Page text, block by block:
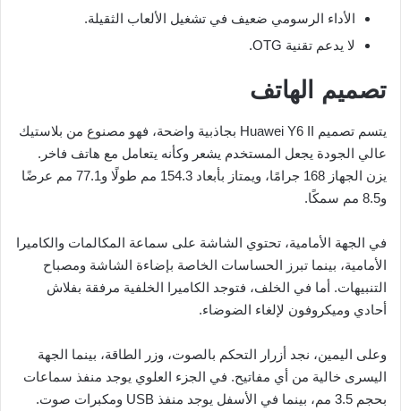
الأداء الرسومي ضعيف في تشغيل الألعاب الثقيلة.
لا يدعم تقنية OTG.
تصميم الهاتف
يتسم تصميم Huawei Y6 II بجاذبية واضحة، فهو مصنوع من بلاستيك
عالي الجودة يجعل المستخدم يشعر وكأنه يتعامل مع هاتف فاخر.
يزن الجهاز 168 جرامًا، ويمتاز بأبعاد 154.3 مم طولًا و77.1 مم عرضًا
و8.5 مم سمكًا.
في الجهة الأمامية، تحتوي الشاشة على سماعة المكالمات والكاميرا
الأمامية، بينما تبرز الحساسات الخاصة بإضاءة الشاشة ومصباح
التنبيهات. أما في الخلف، فتوجد الكاميرا الخلفية مرفقة بفلاش
أحادي وميكروفون لإلغاء الضوضاء.
وعلى اليمين، نجد أزرار التحكم بالصوت، وزر الطاقة، بينما الجهة
اليسرى خالية من أي مفاتيح. في الجزء العلوي يوجد منفذ سماعات
بحجم 3.5 مم، بينما في الأسفل يوجد منفذ USB ومكبرات صوت.